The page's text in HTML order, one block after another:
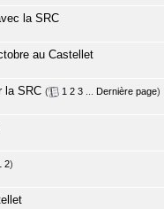
la SRC
au Castellet
la SRC ( 1 2 3 Dernière page)
2)